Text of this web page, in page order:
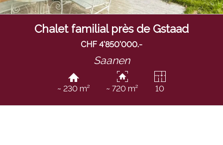
Chalet familial près de Gstaad
CHF 4'850'000.-
Saanen
~ 230 m² ~ 720 m² 10